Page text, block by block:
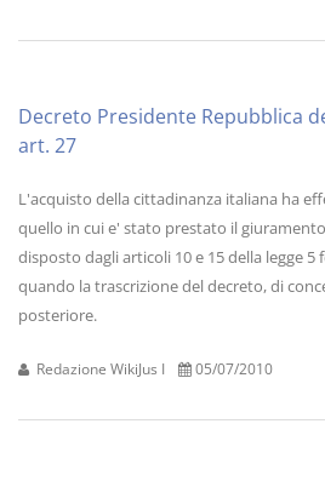
Decreto Presidente Repubblica
art. 27
L'acquisto della cittadinanza italiana ha
quello in cui e' stato prestato il
disposto dagli articoli 10 e 15 della legge 5
quando la trascrizione del decreto, di
posteriore.
Redazione WikiJus I 05/07/2010